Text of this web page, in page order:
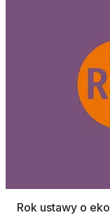
Rok ustawy o